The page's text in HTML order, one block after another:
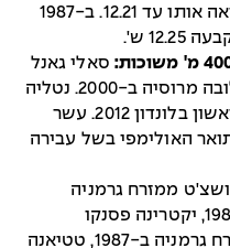
דונקובה 4 פעמים את השיא והביאה אותו עד 12.21. ב-1987
ש'.
סאלי גאנל
מבריטניה ב-1992 ואירינה פריבלובה מרוסיה ב-2000. נטליה
אנטיוך מרוסיה סיימה במקום הראשון בלונדון 2012. עשר
האולימפי בשל עבירה
ממזרח גרמניה
באליפות המיוחדת שנערכה ב-1980, יקטרינה פסנקו
מברה"מ ב-1983, זבינה בוש ממזרח גרמניה ב-1987, טטיאנה